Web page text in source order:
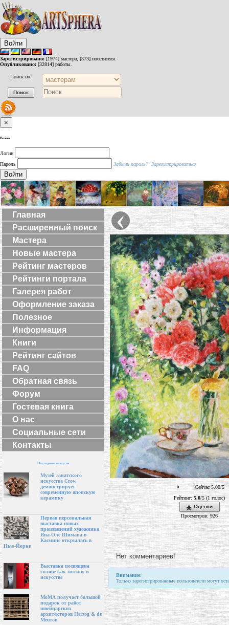
Войти
Зарегистрировано: [1974] мастера, [373] посетителя.
Опубликовано: [32814] работы.
Поиск по:
×
Войти
Логин
Пароль
Забыли пароль? Зарегистрироваться
Войти
Главная
Расширенный поиск
Мастера
Новые мастера
Рейтинг мастеров
Рейтинги портала
Галерея работ
Оформление заказа
Полезное
Информация
Книги
Рейтинг сайтов
FAQ
Обратная связь
Форум
Гостевая книга
О нас
Социальные сети
Контакты
Последние новости
Музей азиатского
искусства Crow
демонстрирует
современную японскую
керамику
Первая персональная
выставка новых
произведений художника
Яна-Оле Шимана в
Касмине открылась в
Нью-Йорке
Выставка посвящена
голове как мотиву в
искусстве
МоМА получает большой
подарок от работ
швейцарских
архитекторов Herzog & de
Meuron
‹
Сейчас 5.00/5
Рейтинг: 5.0/5 (1 голос)
Оценки.
Просмотров: 926
Нет комментариев!
Внимание:
Только зарегистрированные пользователи могут